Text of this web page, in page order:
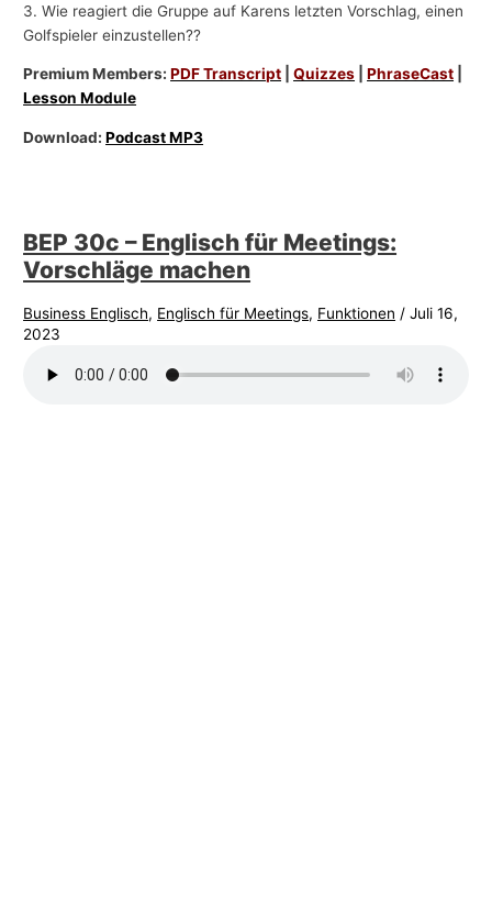
3. Wie reagiert die Gruppe auf Karens letzten Vorschlag, einen
Golfspieler einzustellen??
Premium Members:PDF Transcript |Quizzes |PhraseCast
Lesson Module
Download:Podcast MP3
BEP 30c – Englisch für Meetings:
Vorschläge machen
Business Englisch, Englisch für Meetings, Funktionen /Juli 16,
2023